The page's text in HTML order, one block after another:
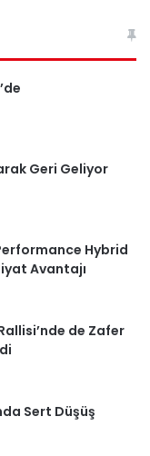
Geri Geliyor
Hybrid
Avantajı
de Zafer
Sert Düşüş